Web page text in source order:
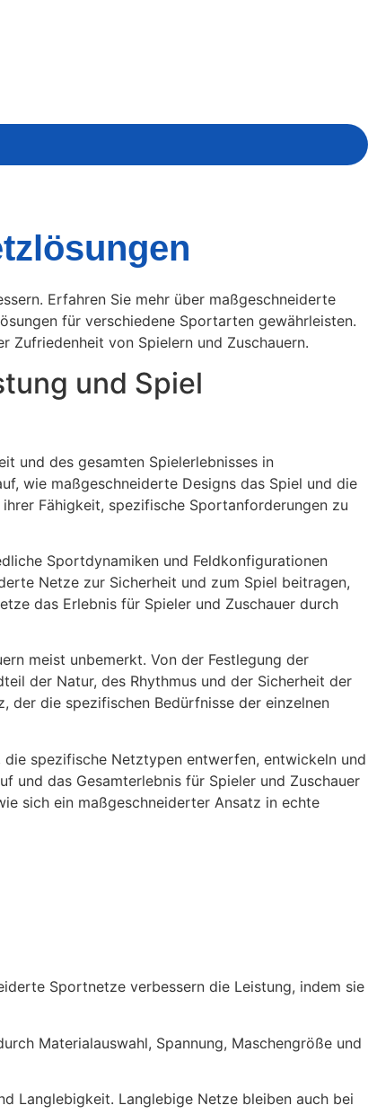
Erfahren Sie mehr über maßgeschneiderte
für verschiedene Sportarten gewährleisten.
von Spielern und Zuschauern.
und Spiel
und des gesamten Spielerlebnisses in
wie maßgeschneiderte Designs das Spiel und die
Fähigkeit, spezifische Sportanforderungen zu
Sportdynamiken und Feldkonfigurationen
Netze zur Sicherheit und zum Spiel beitragen,
das Erlebnis für Spieler und Zuschauer durch
meist unbemerkt. Von der Festlegung der
der Natur, des Rhythmus und der Sicherheit der
der die spezifischen Bedürfnisse der einzelnen
spezifische Netztypen entwerfen, entwickeln und
und das Gesamterlebnis für Spieler und Zuschauer
sich ein maßgeschneiderter Ansatz in echte
Sportnetze verbessern die Leistung, indem sie
Materialauswahl, Spannung, Maschengröße und
Langlebigkeit. Langlebige Netze bleiben auch bei